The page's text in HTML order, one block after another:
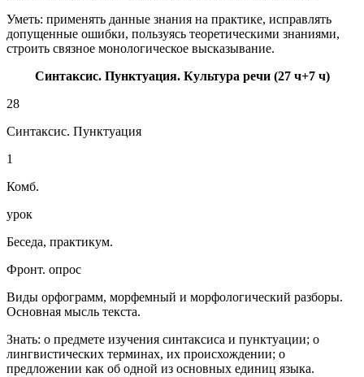
Уметь: применять данные знания на практике, исправлять
допущенные ошибки, пользуясь теоретическими знаниями,
строить связное монологическое высказывание.
Синтаксис. Пунктуация. Культура речи (27 ч+7 ч)
28
Синтаксис. Пунктуация
1
Комб.
урок
Беседа, практикум.
Фронт. опрос
Виды орфограмм, морфемный и морфологический разборы.
Основная мысль текста.
Знать: о предмете изучения синтаксиса и пунктуации; о
лингвистических терминах, их происхождении; о
предложении как об одной из основных единиц языка.